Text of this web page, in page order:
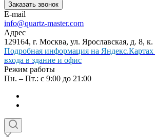
Заказать звонок
E-mail
info@quartz-master.com
Адрес
129164, г. Москва, ул. Ярославская, д. 8,
Подробная информация на
входа в здание и офис
Режим работы
Пн. – Пт.: с 9:00 до 21:00